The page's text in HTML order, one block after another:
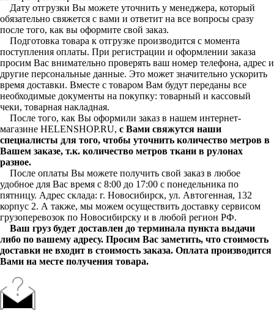
Дату отгрузки Вы можете уточнить у менеджера, который
обязательно свяжется с вами и ответит на все вопросы сразу
после того, как вы оформите свой заказ.
Подготовка товара к отгрузке производится с момента
поступления оплаты. При регистрации и оформлении заказа
просим Вас внимательно проверять ваш номер телефона, адрес и
другие персональные данные. Это может значительно ускорить
время доставки. Вместе с товаром Вам будут переданы все
необходимые документы на покупку: товарный и кассовый
чеки, товарная накладная.
После того, как Вы оформили заказ в нашем интернет-
магазине HELENSHOP.RU, с Вами свяжутся наши
специалисты для того, чтобы уточнить количество метров в
Вашем заказе, т.к. количество метров ткани в рулонах
разное.
После оплаты Вы можете получить свой заказ в любое
удобное для Вас время с 8:00 до 17:00 с понедельника по
пятницу. Адрес склада: г. Новосибирск, ул. Автогенная, 132
корпус 2. А также, мы можем осуществить доставку сервисом
грузоперевозок по Новосибирску и в любой регион РФ.
Ваш груз будет доставлен до терминала пункта выдачи
либо по вашему адресу. Просим Вас заметить, что стоимость
доставки не входит в стоимость заказа. Оплата производится
Вами на месте получения товара.